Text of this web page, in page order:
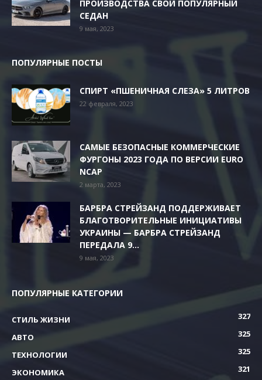
ПРОИЗВОДСТВА СВОЙ ПОПУЛЯРНЫЙ
СЕДАН
9 мая, 2023
ПОПУЛЯРНЫЕ ПОСТЫ
СПИРТ «ПШЕНИЧНАЯ СЛЕЗА» 5 ЛИТРОВ
22 февраля, 2023
САМЫЕ БЕЗОПАСНЫЕ КОММЕРЧЕСКИЕ
ФУРГОНЫ 2023 ГОДА ПО ВЕРСИИ EURO
NCAP
2 марта, 2023
БАРБРА СТРЕЙЗАНД ПОДДЕРЖИВАЕТ
БЛАГОТВОРИТЕЛЬНЫЕ ИНИЦИАТИВЫ
УКРАИНЫ — БАРБРА СТРЕЙЗАНД
ПЕРЕДАЛА 9...
9 мая, 2023
ПОПУЛЯРНЫЕ КАТЕГОРИИ
СТИЛЬ ЖИЗНИ
327
АВТО
325
ТЕХНОЛОГИИ
325
ЭКОНОМИКА
321